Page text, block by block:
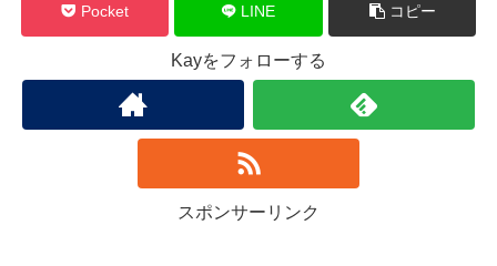
Pocket LINE コピー
Kayをフォローする
スポンサーリンク